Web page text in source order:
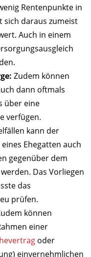
Rentenpunkte in
sich daraus zumeist
Auch in einem
Zudem können
dann oftmals
über eine
verfügen.
kann der
Ehegatten auch
gegenüber dem
Das Vorliegen
das
prüfen.
können
einer
oder
einvernehmlichen